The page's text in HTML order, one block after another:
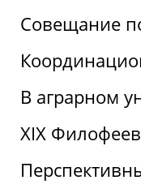
Совещание
В аграрном
XIX